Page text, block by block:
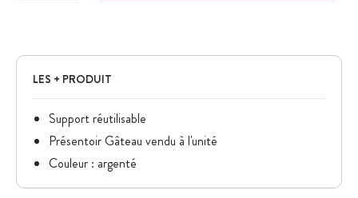
LES + PRODUIT
Support réutilisable
Présentoir Gâteau vendu à l'unité
Couleur : argenté